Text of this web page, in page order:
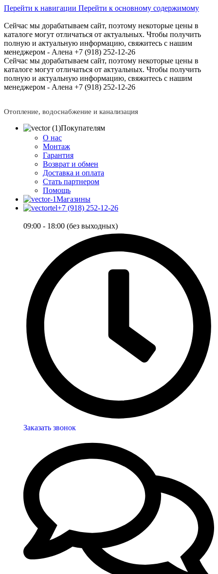
Перейти к навигации Перейти к основному содержимому
Сейчас мы дорабатываем сайт, поэтому некоторые цены в
каталоге могут отличаться от актуальных. Чтобы получить
полную и актуальную информацию, свяжитесь с нашим
менеджером - Алена +7 (918) 252-12-26
Сейчас мы дорабатываем сайт, поэтому некоторые цены в
каталоге могут отличаться от актуальных. Чтобы получить
полную и актуальную информацию, свяжитесь с нашим
менеджером - Алена +7 (918) 252-12-26
Отопление, водоснабжение и канализация
Покупателям
О нас
Монтаж
Гарантия
Возврат и обмен
Доставка и оплата
Стать партнером
Помощь
Магазины
+7 (918) 252-12-26
09:00 - 18:00 (без выходных)
Заказать звонок